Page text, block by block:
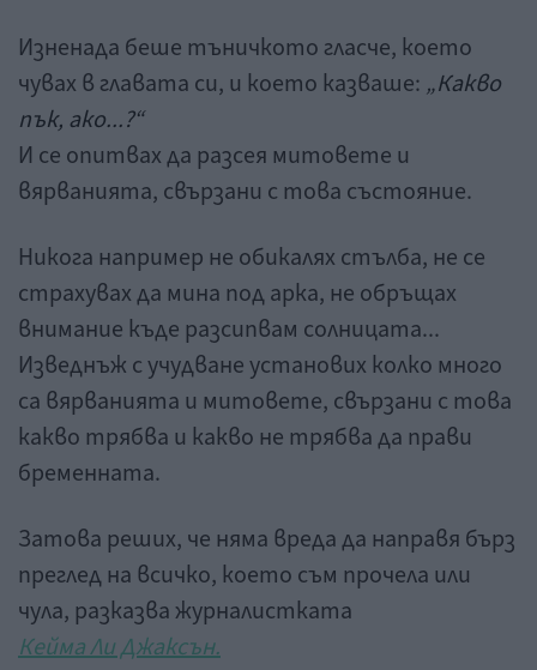
Изненада беше тъничкото гласче, което
чувах в главата си, и което казваше: „Какво
пък, ако...?“
И се опитвах да разсея митовете и
вярванията, свързани с това състояние.
Никога например не обикалях стълба, не се
страхувах да мина под арка, не обръщах
внимание къде разсипвам солницата...
Изведнъж с учудване установих колко много
са вярванията и митовете, свързани с това
какво трябва и какво не трябва да прави
бременната.
Затова реших, че няма вреда да направя бърз
преглед на всичко, което съм прочела или
чула, разказва журналистката
Кейма Ли Джаксън.